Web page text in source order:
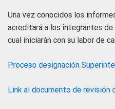
Una vez conocidos los
acreditará a los integrantes de
cual iniciarán con su labor de
Proceso designación
Link al documento de revisión